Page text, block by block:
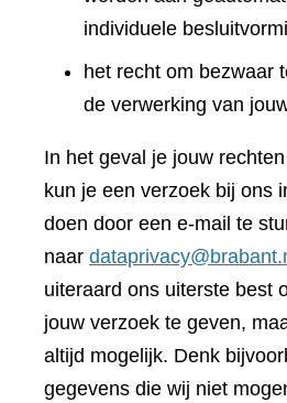
individuele
het recht om bezwaar
de verwerking van
In het geval je jouw
kun je een verzoek bij ons
doen door een e-mail te
naar
uiteraard ons uiterste best
jouw verzoek te geven,
altijd mogelijk. Denk
gegevens die wij niet